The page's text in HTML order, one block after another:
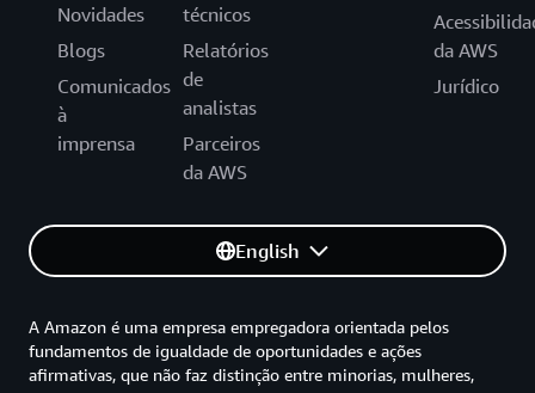
Novidades
Blogs
Comunicados
à
imprensa
técnicos
Relatórios
de
analistas
Parceiros
da AWS
da AWS
Jurídico
English
A Amazon é uma empresa empregadora orientada pelos
fundamentos de igualdade de oportunidades e ações
afirmativas, que não faz distinção entre minorias, mulheres,